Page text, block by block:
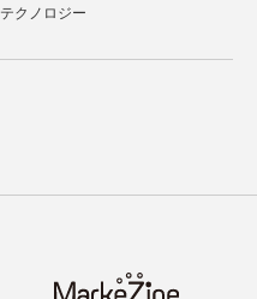
テクノロジー